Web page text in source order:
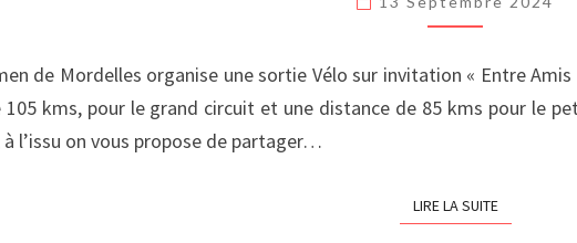
ARTHUR,
DIMANCHE
6
de Mordelles organise une sortie Vélo sur invitation « Entre
105 kms, pour le grand circuit et une distance de 85 kms pour le
à l’issu on vous propose de partager…
LIRE LA SUITELIRE LA SUITE